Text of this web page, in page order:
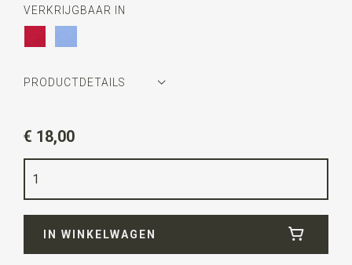
VERKRIJGBAAR IN
PRODUCTDETAILS
lichtblauw
Kwaliteit
Lengte43 cm
€ 18,00
IN WINKELWAGEN